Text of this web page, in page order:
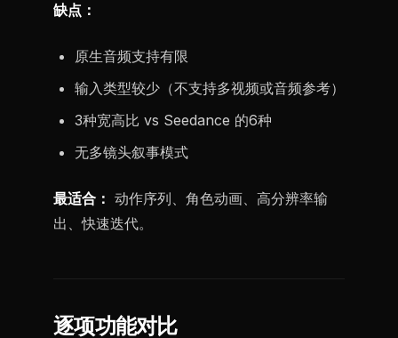
缺点：
原生音频支持有限
输入类型较少（不支持多视频或音频参考）
3种宽高比 vs Seedance 的6种
无多镜头叙事模式
最适合： 动作序列、角色动画、高分辨率输
出、快速迭代。
逐项功能对比